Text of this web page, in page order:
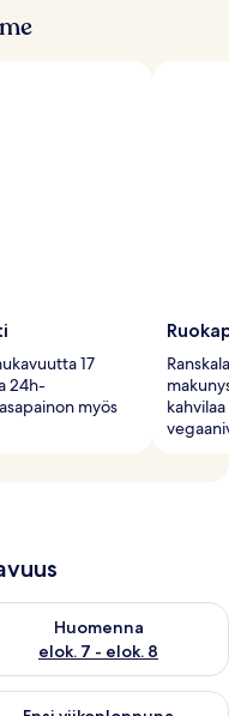
17
24h-
myös
elok. 7
Huomenna
elok. 7 - elok. 8
huomisen saatavuus
elok. 7 - elok. 9
ensi viikonlopun